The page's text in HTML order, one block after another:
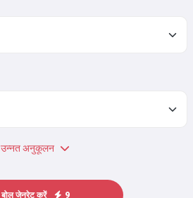
उन्नत अनुकूलन
बोल जेनरेट करें 9